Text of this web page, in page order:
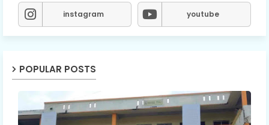
instagram youtube
POPULAR POSTS